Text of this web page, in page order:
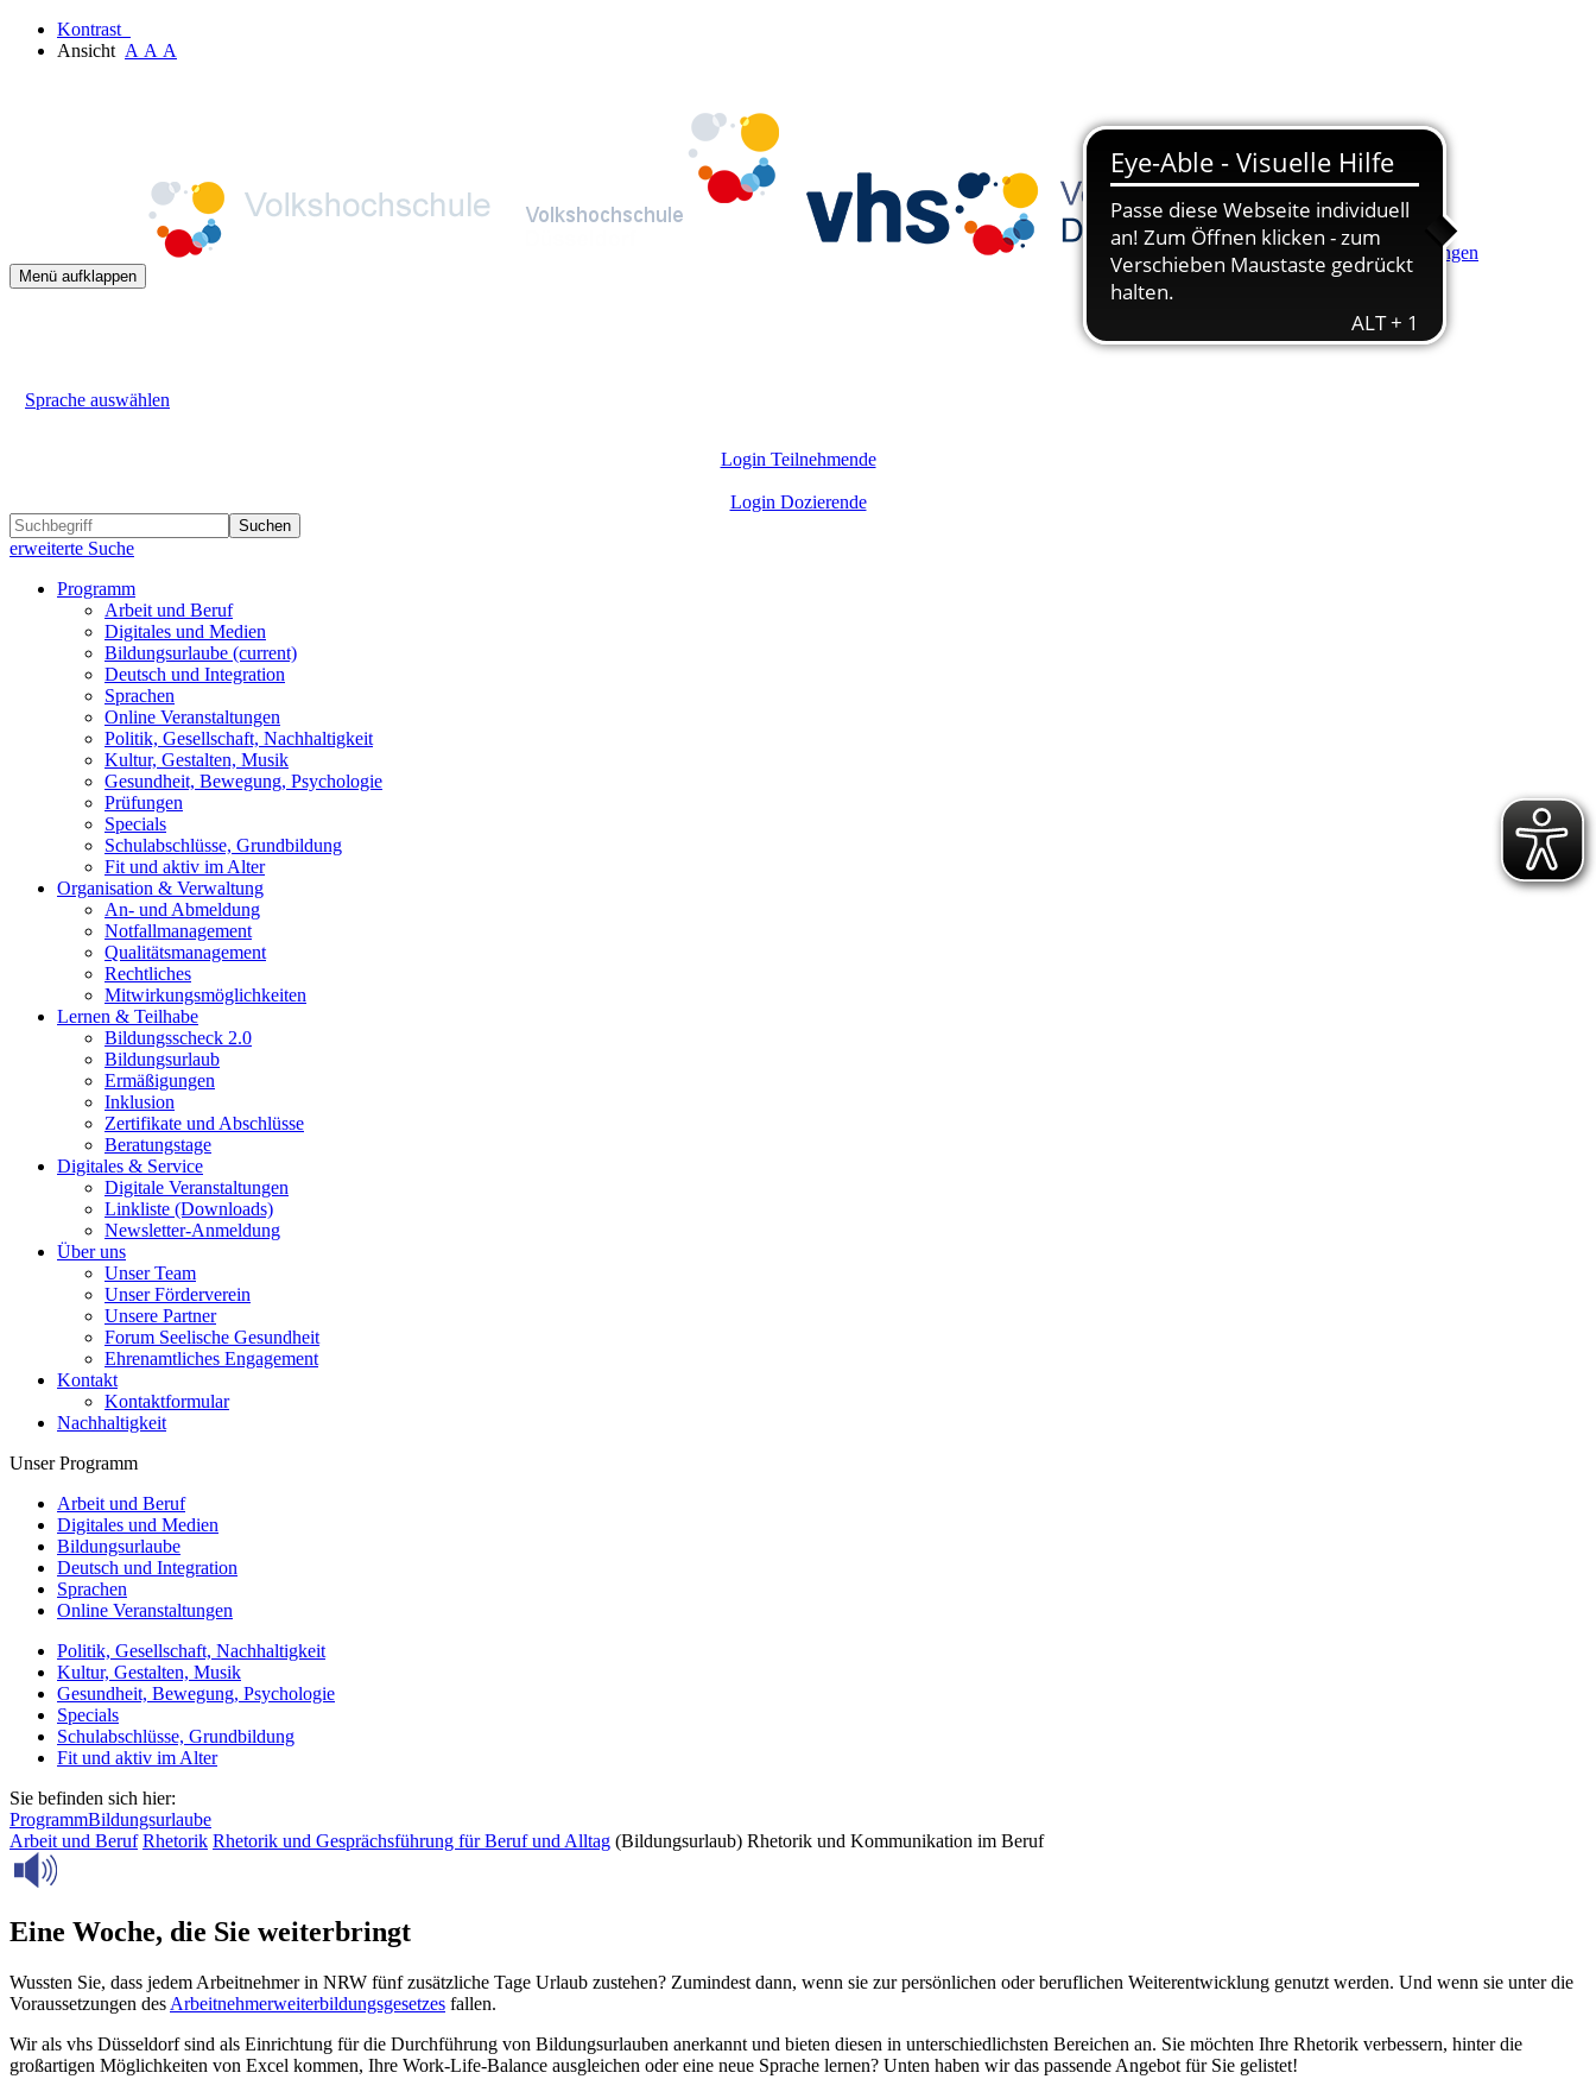
Kontrast
Ansicht A A A
Hauptinhalt anspringen
Menü aufklappen
Sprache auswählen
Login Teilnehmende
Login Dozierende
Suchen
erweiterte Suche
Programm
Arbeit und Beruf
Digitales und Medien
Bildungsurlaube (current)
Deutsch und Integration
Sprachen
Online Veranstaltungen
Politik, Gesellschaft, Nachhaltigkeit
Kultur, Gestalten, Musik
Gesundheit, Bewegung, Psychologie
Prüfungen
Specials
Schulabschlüsse, Grundbildung
Fit und aktiv im Alter
Organisation & Verwaltung
An- und Abmeldung
Notfallmanagement
Qualitätsmanagement
Rechtliches
Mitwirkungsmöglichkeiten
Lernen & Teilhabe
Bildungsscheck 2.0
Bildungsurlaub
Ermäßigungen
Inklusion
Zertifikate und Abschlüsse
Beratungstage
Digitales & Service
Digitale Veranstaltungen
Linkliste (Downloads)
Newsletter-Anmeldung
Über uns
Unser Team
Unser Förderverein
Unsere Partner
Forum Seelische Gesundheit
Ehrenamtliches Engagement
Kontakt
Kontaktformular
Nachhaltigkeit
Unser Programm
Arbeit und Beruf
Digitales und Medien
Bildungsurlaube
Deutsch und Integration
Sprachen
Online Veranstaltungen
Politik, Gesellschaft, Nachhaltigkeit
Kultur, Gestalten, Musik
Gesundheit, Bewegung, Psychologie
Specials
Schulabschlüsse, Grundbildung
Fit und aktiv im Alter
Sie befinden sich hier:
ProgrammBildungsurlaube
Arbeit und Beruf Rhetorik Rhetorik und Gesprächsführung für Beruf und Alltag (Bildungsurlaub) Rhetorik und Kommunikation im Beruf
Eine Woche, die Sie weiterbringt
Wussten Sie, dass jedem Arbeitnehmer in NRW fünf zusätzliche Tage Urlaub zustehen? Zumindest dann, wenn sie zur persönlichen oder beruflichen Weiterentwicklung genutzt werden. Und wenn sie unter die
Voraussetzungen des Arbeitnehmerweiterbildungsgesetzes fallen.
Wir als vhs Düsseldorf sind als Einrichtung für die Durchführung von Bildungsurlauben anerkannt und bieten diesen in unterschiedlichsten Bereichen an. Sie möchten Ihre Rhetorik verbessern, hinter die
großartigen Möglichkeiten von Excel kommen, Ihre Work-Life-Balance ausgleichen oder eine neue Sprache lernen? Unten haben wir das passende Angebot für Sie gelistet!